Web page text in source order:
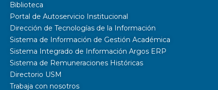
Biblioteca
Portal de Autoservicio Institucional
Dirección de Tecnologías de la Información
Sistema de Información de Gestión Académica
Sistema Integrado de Información Argos ERP
Sistema de Remuneraciones Históricas
Directorio USM
Trabaja con nosotros